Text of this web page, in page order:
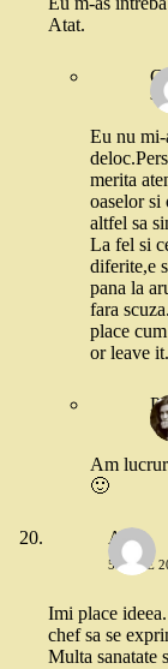
Atat.
5
Eu nu mi-
merita
oaselor si
altfel sa
La fel si
diferite,e
pana la
fara
place
or leave it.
6
Am
🙂
Anca
5 IULIE
Imi place
chef sa se
Multa sanatate